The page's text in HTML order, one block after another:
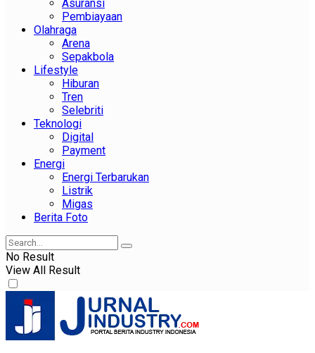
Asuransi
Pembiayaan
Olahraga
Arena
Sepakbola
Lifestyle
Hiburan
Tren
Selebriti
Teknologi
Digital
Payment
Energi
Energi Terbarukan
Listrik
Migas
Berita Foto
No Result
View All Result